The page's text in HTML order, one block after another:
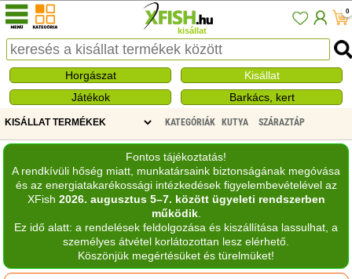
kisállat
0
Horgászat
Kisállat
Játékok
Barkács, kert
KATEGÓRIÁK KUTYA SZÁRAZTÁP
Fontos tájékoztatás!
A rendkívüli hőség miatt, munkatársaink biztonságának megóvása
és az energiatakarékossági intézkedések figyelembevételével az
XFish 2026. augusztus 5–7. között ügyeleti rendszerben
működik.
Ez idő alatt: a rendelések feldolgozása és kiszállítása lassulhat, a
személyes átvétel korlátozottan lesz elérhető.
Köszönjük megértésüket és türelmüket!